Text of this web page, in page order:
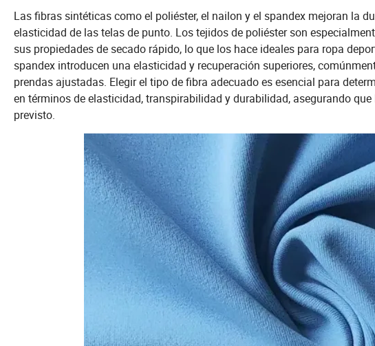
Las fibras sintéticas como el poliéster, el nailon y el spandex mejoran la
elasticidad de las telas de punto. Los tejidos de poliéster son
sus propiedades de secado rápido, lo que los hace ideales para ropa
spandex introducen una elasticidad y recuperación superiores,
prendas ajustadas. Elegir el tipo de fibra adecuado es esencial para
en términos de elasticidad, transpirabilidad y durabilidad, asegurando
previsto.